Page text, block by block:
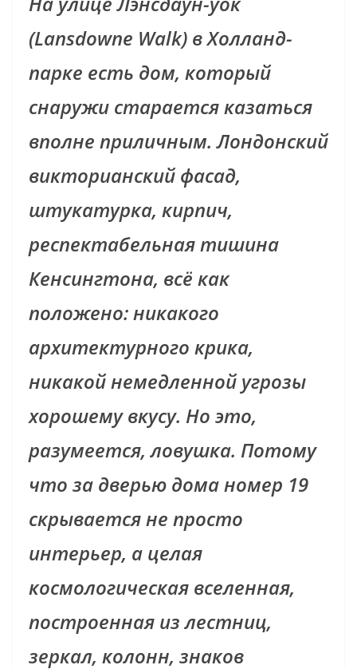
(Lansdowne Walk) в Холланд-
парке есть дом, который
снаружи старается казаться
вполне приличным. Лондонский
викторианский фасад,
штукатурка, кирпич,
респектабельная тишина
Кенсингтона, всё как
положено: никакого
архитектурного крика,
никакой немедленной угрозы
хорошему вкусу. Но это,
разумеется, ловушка. Потому
что за дверью дома номер 19
скрывается не просто
интерьер, а целая
космологическая вселенная,
построенная из лестниц,
зеркал, колонн, знаков